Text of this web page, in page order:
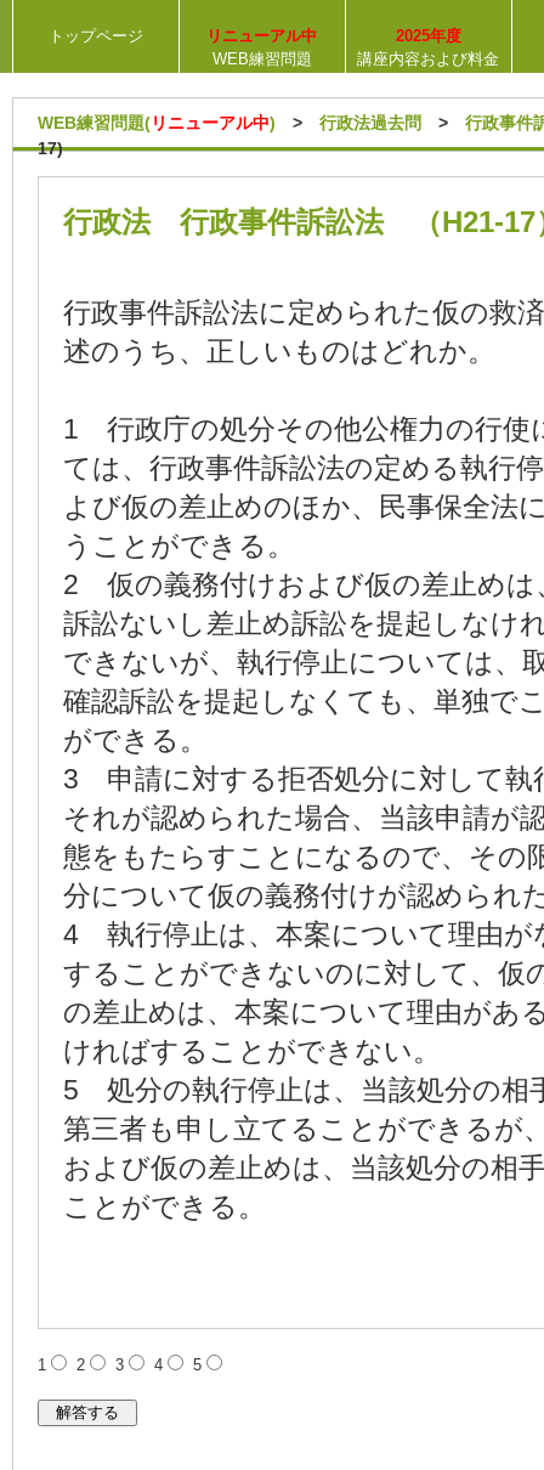
トップページ
リニューアル中
WEB練習問題
2025年度
講座内容および料金
WEB練習問題(リニューアル中) > 行政法過去問 > 行政事件
17)
行政法 行政事件訴訟法 （H21-17
行政事件訴訟法に定められた仮の救
述のうち、正しいものはどれか。
1 行政庁の処分その他公権力の行使
ては、行政事件訴訟法の定める執行
よび仮の差止めのほか、民事保全法
うことができる。
2 仮の義務付けおよび仮の差止めは
訴訟ないし差止め訴訟を提起しなけ
できないが、執行停止については、
確認訴訟を提起しなくても、単独で
ができる。
3 申請に対する拒否処分に対して執
それが認められた場合、当該申請が
態をもたらすことになるので、その
分について仮の義務付けが認められ
4 執行停止は、本案について理由が
することができないのに対して、仮
の差止めは、本案について理由があ
ければすることができない。
5 処分の執行停止は、当該処分の相
第三者も申し立てることができるが
および仮の差止めは、当該処分の相
ことができる。
1 2 3 4 5